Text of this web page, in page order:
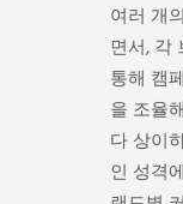
여러 개
면서, 각
통해 캠
을 조율
다 상이
인 성격